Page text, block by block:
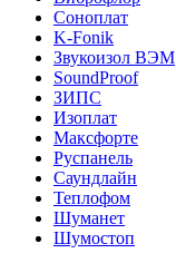
Соноплат
K-Fonik
Звукоизол ВЭМ
SoundProof
ЗИПС
Изоплат
Максфорте
Руспанель
Саундлайн
Теплофом
Шуманет
Шумостоп